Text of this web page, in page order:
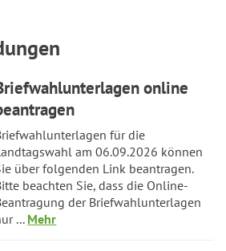
online
für die
am 06.09.2026 können
über folgenden Link beantragen.
beachten Sie, dass die Online-
der Briefwahlunterlagen
... Mehr